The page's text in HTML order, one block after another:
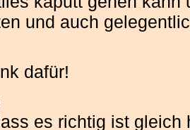
und auch
dafür!
es richtig ist